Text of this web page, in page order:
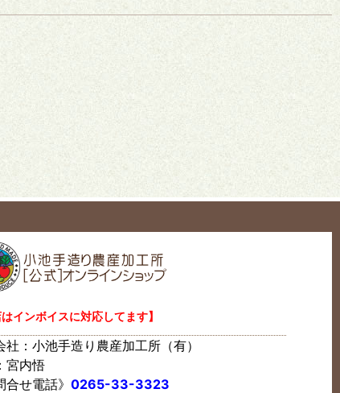
はインボイスに対応してます】
社：小池手造り農産加工所（有）
宮内悟
合せ電話》0265-33-3323